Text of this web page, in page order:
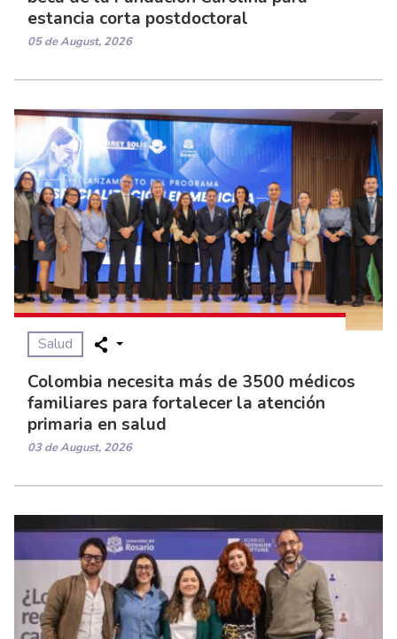
estancia corta postdoctoral
05 de August, 2026
Salud
Colombia necesita más de 3500 médicos
familiares para fortalecer la atención
primaria en salud
03 de August, 2026